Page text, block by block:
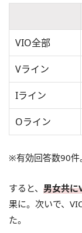
VIO全部
Vライン
Iライン
Oライン
※有効回答数90件
すると、 男女共に
果に。次いで、
た。